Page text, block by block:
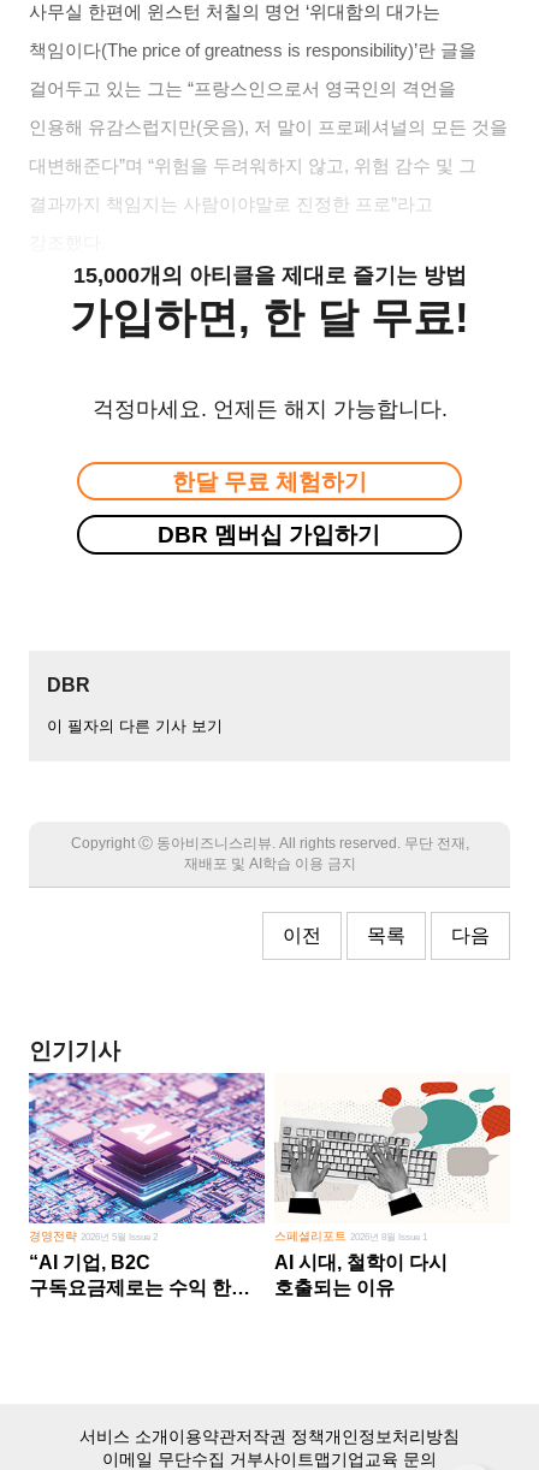
사무실 한편에 윈스턴 처칠의 명언 ‘위대함의 대가는
책임이다(The price of greatness is responsibility)’란 글을
걸어두고 있는 그는 “프랑스인으로서 영국인의 격언을
인용해 유감스럽지만(웃음), 저 말이 프로페셔널의 모든 것을
대변해준다”며 “위험을 두려워하지 않고, 위험 감수 및 그
결과까지 책임지는 사람이야말로 진정한 프로”라고
15,000개의 아티클을 제대로 즐기는 방법
가입하면, 한 달 무료!
걱정마세요. 언제든 해지 가능합니다.
한달 무료 체험하기
DBR 멤버십 가입하기
DBR
이 필자의 다른 기사 보기
Copyright Ⓒ 동아비즈니스리뷰. All rights reserved. 무단 전재,
재배포 및 AI학습 이용 금지
이전 목록 다음
인기기사
경영전략 2026년 5월 Issue 2
“AI 기업, B2C
구독요금제로는 수익 한계
스페셜리포트 2026년 8월 Issue 1
AI 시대, 철학이 다시
호출되는 이유
서비스 소개이용약관저작권 정책개인정보처리방침
이메일 무단수집 거부사이트맵기업교육 문의